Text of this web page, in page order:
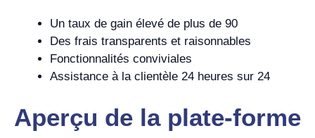
Un taux de gain élevé de plus de 90
Des frais transparents et raisonnables
Fonctionnalités conviviales
Assistance à la clientèle 24 heures sur 24
Aperçu de la plate-forme